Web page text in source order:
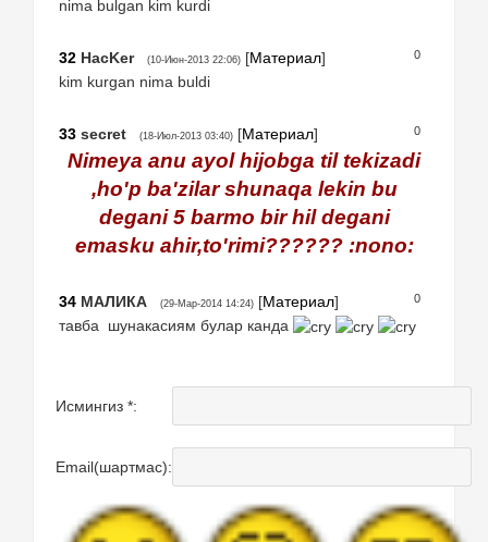
nima bulgan kim kurdi
0
32 HacKer (10-Июн-2013 22:06) [Материал]
kim kurgan nima buldi
0
33 secret (18-Июл-2013 03:40) [Материал]
Nimeya anu ayol hijobga til tekizadi
,ho'p ba'zilar shunaqa lekin bu
degani 5 barmo bir hil degani
emasku ahir,to'rimi?????? :nono:
0
34 МАЛИКА (29-Мар-2014 14:24) [Материал]
тавба шунакасиям булар канда
Исмингиз *:
Email(шартмас):